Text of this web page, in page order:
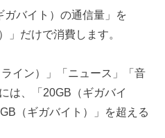
バイト）の通信量」を
」だけで消費します。
イン）」「ニュース」「音
は、「20GB（ギガバイ
（ギガバイト）」を超える